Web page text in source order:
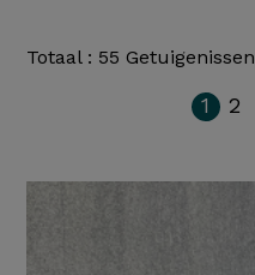
Totaal : 55 Getuigenissen
1 2